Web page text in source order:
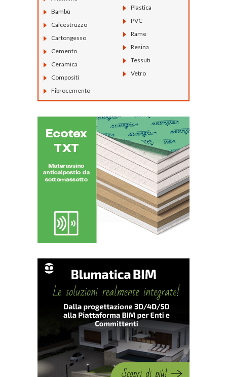
Bambù
Calcestruzzo
Cartongesso
Cemento
Ceramica
Compositi
Fibrocemento
Plastica
PVC
Rame
Resina
Tessuti
Vetro